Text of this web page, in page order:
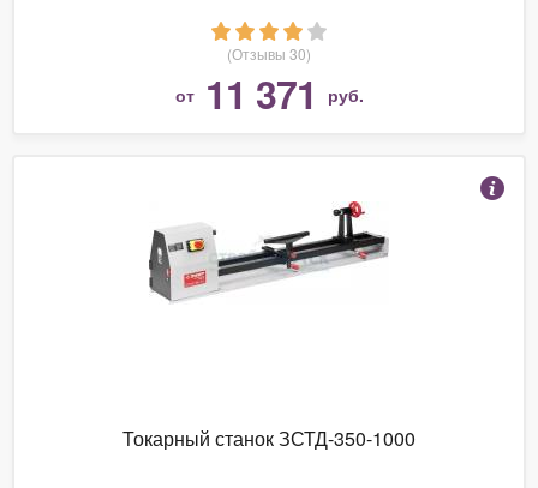
(Отзывы 30)
от 11 371 руб.
Токарный станок ЗСТД-350-1000